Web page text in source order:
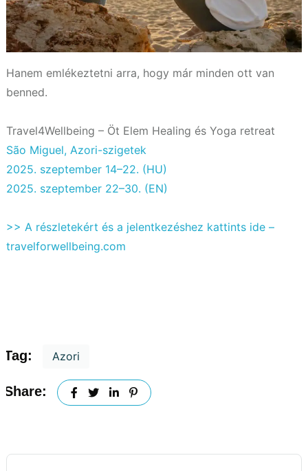
Hanem emlékeztetni arra, hogy már minden ott van
benned.
Travel4Wellbeing – Öt Elem Healing és Yoga retreat
São Miguel, Azori-szigetek
2025. szeptember 14–22. (HU)
2025. szeptember 22–30. (EN)
>> A részletekért és a jelentkezéshez kattints ide –
travelforwellbeing.com
Tag: Azori
Share: